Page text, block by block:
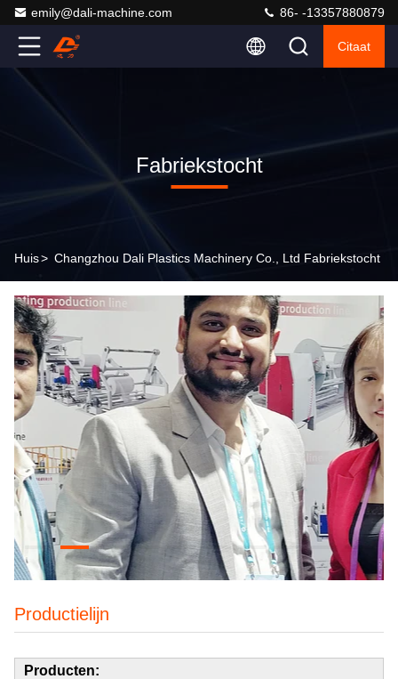
emily@dali-machine.com 86- -13357880879
Citaat
Fabriekstocht
Huis> Changzhou Dali Plastics Machinery Co., Ltd Fabriekstocht
Productielijn
Producten: